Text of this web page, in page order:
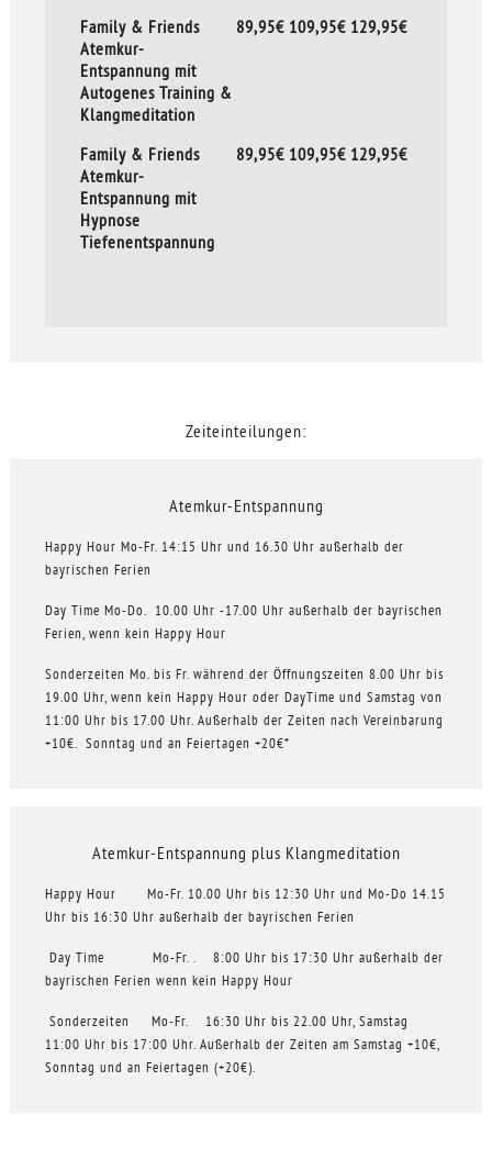
Family & Friends
Atemkur-
Entspannung mit
Autogenes Training &
Klangmeditation
89,95€ 109,95€ 129,95€
Family & Friends
Atemkur-
Entspannung mit
Hypnose
Tiefenentspannung
89,95€ 109,95€ 129,95€
Zeiteinteilungen:
Atemkur-Entspannung
Happy Hour Mo-Fr. 14:15 Uhr und 16.30 Uhr außerhalb der
bayrischen Ferien
Day Time Mo-Do. 10.00 Uhr -17.00 Uhr außerhalb der bayrischen
Ferien, wenn kein Happy Hour
Sonderzeiten Mo. bis Fr. während der Öffnungszeiten 8.00 Uhr bis
19.00 Uhr, wenn kein Happy Hour oder DayTime und Samstag von
11:00 Uhr bis 17.00 Uhr. Außerhalb der Zeiten nach Vereinbarung
+10€. Sonntag und an Feiertagen +20€*
Atemkur-Entspannung plus Klangmeditation
Happy Hour Mo-Fr. 10.00 Uhr bis 12:30 Uhr und Mo-Do 14.15
Uhr bis 16:30 Uhr außerhalb der bayrischen Ferien
Day Time Mo-Fr. . 8:00 Uhr bis 17:30 Uhr außerhalb der
bayrischen Ferien wenn kein Happy Hour
Sonderzeiten Mo-Fr. 16:30 Uhr bis 22.00 Uhr, Samstag
11:00 Uhr bis 17:00 Uhr. Außerhalb der Zeiten am Samstag +10€,
Sonntag und an Feiertagen (+20€).